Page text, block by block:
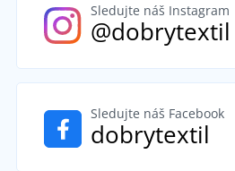
Sledujte náš Instagram
@dobrytextil
Sledujte náš Facebook
dobrytextil